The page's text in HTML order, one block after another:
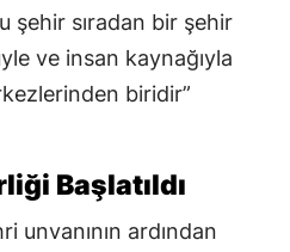
şehir sıradan bir şehir
ve insan kaynağıyla
biridir”
Başlatıldı
unvanının ardından